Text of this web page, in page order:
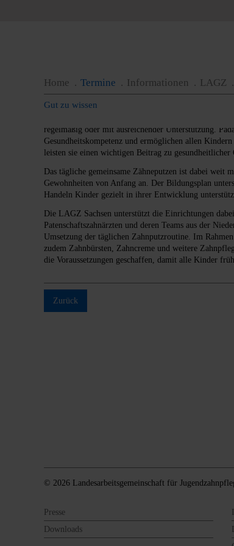
Home Termine Informationen LAGZ
Gut zu wissen
Bildungsplan beschreibt „Körper, Bewegung und
regelmäßig oder mit ausreichender Unterstützung.
Gesundheitskompetenz und ermöglichen allen
leisten sie einen wichtigen Beitrag zu gesundheitlicher
Das tägliche gemeinsame Zähneputzen ist dabei weit
Gewohnheiten von Anfang an. Der Bildungsplan
Handeln Kinder gezielt in ihrer Entwicklung
Die LAGZ Sachsen unterstützt die Einrichtungen
Patenschaftszahnärzten und deren Teams aus der
Umsetzung der täglichen Zahnputzroutine. Im
zudem Zahnbürsten, Zahncreme und weitere
die Voraussetzungen geschaffen, damit alle Kinder
Zurück
© 2026 Landesarbeitsgemeinschaft für
Presse
Downloads